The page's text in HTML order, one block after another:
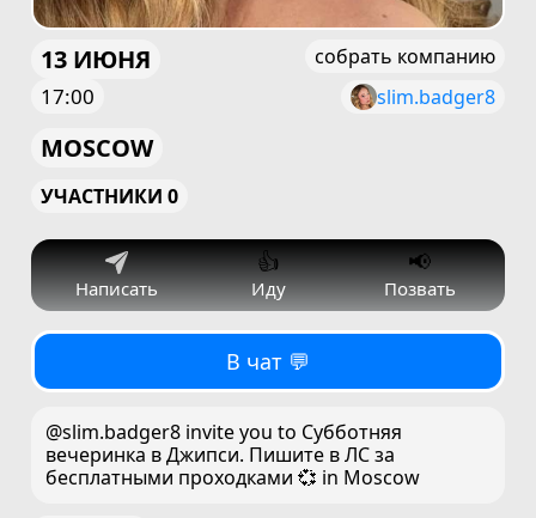
13 ИЮНЯ
17:00
собрать компанию
slim.badger8
MOSCOW
УЧАСТНИКИ 0
Написать
👍
Иду
📢
Позвать
В чат 💬
@slim.badger8 invite you to Субботняя
вечеринка в Джипси. Пишите в ЛС за
бесплатными проходками 💞 in Moscow